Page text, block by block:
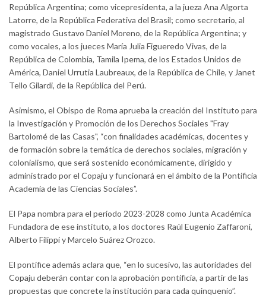
República Argentina; como vicepresidenta, a la jueza Ana Algorta
Latorre, de la República Federativa del Brasil; como secretario, al
magistrado Gustavo Daniel Moreno, de la República Argentina; y
como vocales, a los jueces María Julia Figueredo Vivas, de la
República de Colombia, Tamila Ipema, de los Estados Unidos de
América, Daniel Urrutia Laubreaux, de la República de Chile, y Janet
Tello Gilardi, de la República del Perú.
Asimismo, el Obispo de Roma aprueba la creación del Instituto para
la Investigación y Promoción de los Derechos Sociales "Fray
Bartolomé de las Casas", “con finalidades académicas, docentes y
de formación sobre la temática de derechos sociales, migración y
colonialismo, que será sostenido económicamente, dirigido y
administrado por el Copaju y funcionará en el ámbito de la Pontificia
Academia de las Ciencias Sociales”.
El Papa nombra para el período 2023-2028 como Junta Académica
Fundadora de ese instituto, a los doctores Raúl Eugenio Zaffaroni,
Alberto Filippi y Marcelo Suárez Orozco.
El pontífice además aclara que, “en lo sucesivo, las autoridades del
Copaju deberán contar con la aprobación pontificia, a partir de las
propuestas que concrete la institución para cada quinquenio”.